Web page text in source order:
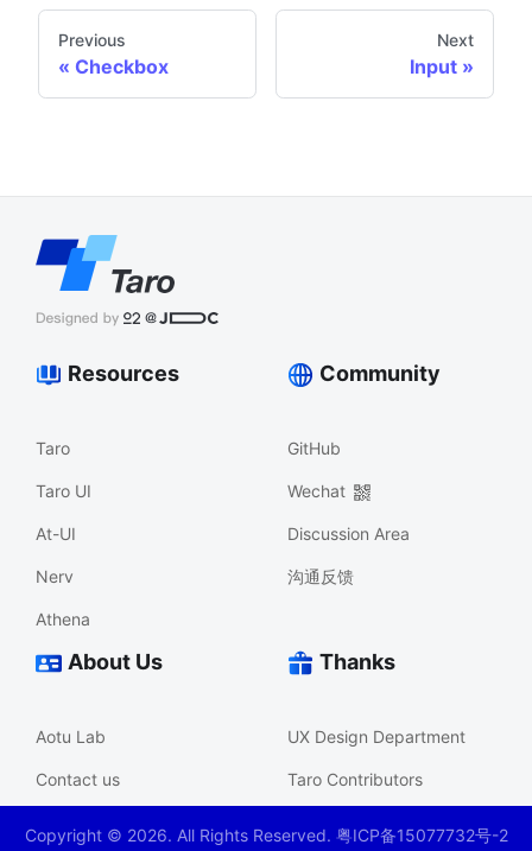
Previous
Checkbox
Next
Input
Resources
Taro
Taro UI
At-UI
Nerv
Athena
Community
GitHub
Wechat
Discussion Area
沟通反馈
About Us
Aotu Lab
Contact us
Thanks
UX Design Department
Taro Contributors
Copyright © 2026. All Rights Reserved. 粤ICP备15077732号-2